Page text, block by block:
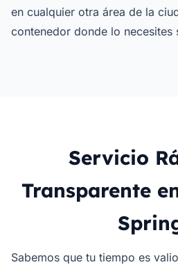
en cualquier otra área de la
contenedor donde lo necesites
Servicio
Transparente
Sabemos que tu tiempo es